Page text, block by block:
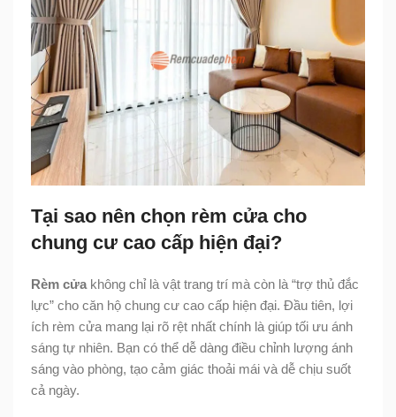
Tại sao nên chọn rèm cửa cho
chung cư cao cấp hiện đại?
Rèm cửa không chỉ là vật trang trí mà còn là “trợ thủ đắc
lực” cho căn hộ chung cư cao cấp hiện đại. Đầu tiên, lợi
ích rèm cửa mang lại rõ rệt nhất chính là giúp tối ưu ánh
sáng tự nhiên. Bạn có thể dễ dàng điều chỉnh lượng ánh
sáng vào phòng, tạo cảm giác thoải mái và dễ chịu suốt
cả ngày.